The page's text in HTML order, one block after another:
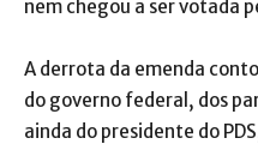
nem chegou a ser votada
A derrota da emenda
do governo federal, dos
ainda do presidente do